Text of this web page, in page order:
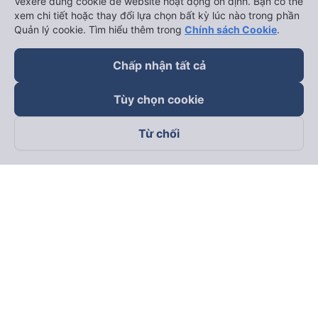
keyboard_arrow_down
Trở thành đối tác
Đối tác thanh toán
xem chi tiết hoặc thay đổi lựa chọn bất kỳ lúc nào trong phần
Quản lý cookie. Tìm hiểu thêm trong Chính sách Cookie.
Chấp nhận tất cả
Tùy chọn cookie
Từ chối